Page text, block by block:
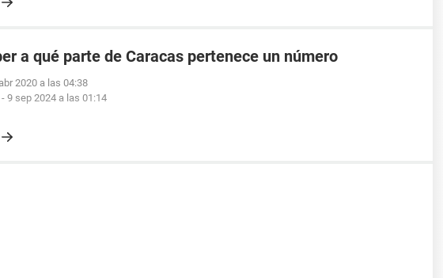
a qué parte de Caracas pertenece un número
2020 a las 04:38
- 9 sep 2024 a las 01:14